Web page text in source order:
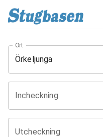
Ort
Incheckning
Utcheckning